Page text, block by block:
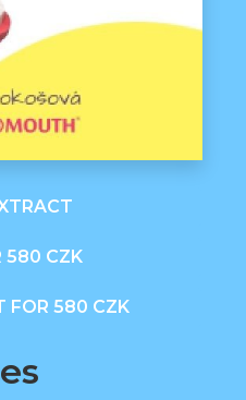
580 CZK
FOR 580 CZK